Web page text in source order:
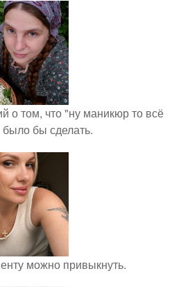
о том, что "ну маникюр то всё
бы сделать.
можно привыкнуть.